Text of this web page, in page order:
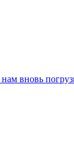
нам вновь